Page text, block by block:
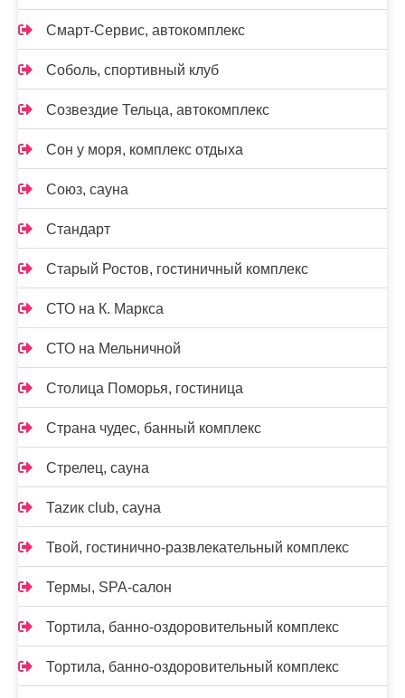
Смарт-Сервис, автокомплекс
Соболь, спортивный клуб
Созвездие Тельца, автокомплекс
Сон у моря, комплекс отдыха
Союз, сауна
Стандарт
Старый Ростов, гостиничный комплекс
СТО на К. Маркса
СТО на Мельничной
Столица Поморья, гостиница
Страна чудес, банный комплекс
Стрелец, сауна
Таzик club, сауна
Твой, гостинично-развлекательный комплекс
Термы, SPA-салон
Тортила, банно-оздоровительный комплекс
Тортила, банно-оздоровительный комплекс